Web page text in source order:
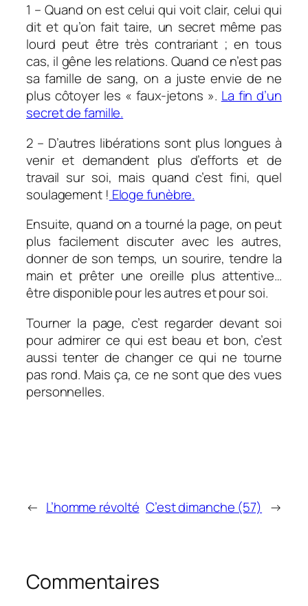
1 – Quand on est celui qui voit clair, celui qui
dit et qu’on fait taire, un secret même pas
lourd peut être très contrariant ; en tous
cas, il gêne les relations. Quand ce n’est pas
sa famille de sang, on a juste envie de ne
plus côtoyer les « faux-jetons ». La fin d’un
secret de famille.
2 – D’autres libérations sont plus longues à
venir et demandent plus d’efforts et de
travail sur soi, mais quand c’est fini, quel
soulagement ! Eloge funèbre.
Ensuite, quand on a tourné la page, on peut
plus facilement discuter avec les autres,
donner de son temps, un sourire, tendre la
main et prêter une oreille plus attentive…
être disponible pour les autres et pour soi.
Tourner la page, c’est regarder devant soi
pour admirer ce qui est beau et bon, c’est
aussi tenter de changer ce qui ne tourne
pas rond. Mais ça, ce ne sont que des vues
personnelles.
← L’homme révolté C’est dimanche (57) →
Commentaires